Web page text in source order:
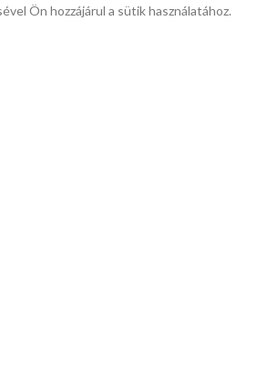
Ön hozzájárul a sütik használatához.